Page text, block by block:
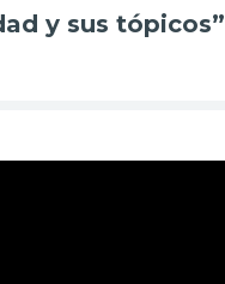
y sus tópicos”